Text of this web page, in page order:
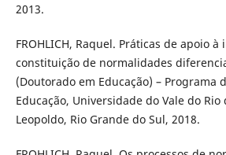
2013.
FROHLICH, Raquel. Práticas de apoio
constituição de normalidades
(Doutorado em Educação) – Programa
Educação, Universidade do Vale do Rio
Leopoldo, Rio Grande do Sul, 2018.